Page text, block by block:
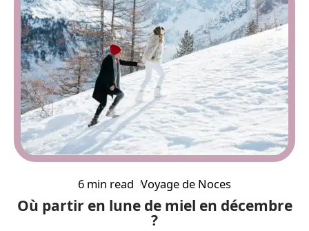
6 min read Voyage de Noces
Où partir en lune de miel en décembre
?